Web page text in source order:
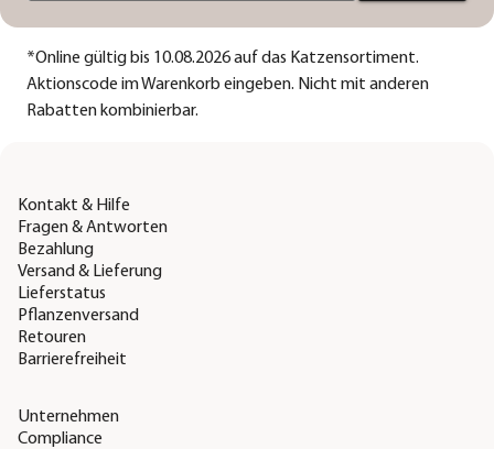
*Online gültig bis 10.08.2026 auf das Katzensortiment.
Aktionscode im Warenkorb eingeben. Nicht mit anderen
Rabatten kombinierbar.
Kontakt & Hilfe
Fragen & Antworten
Bezahlung
Versand & Lieferung
Lieferstatus
Pflanzenversand
Retouren
Barrierefreiheit
Unternehmen
Compliance